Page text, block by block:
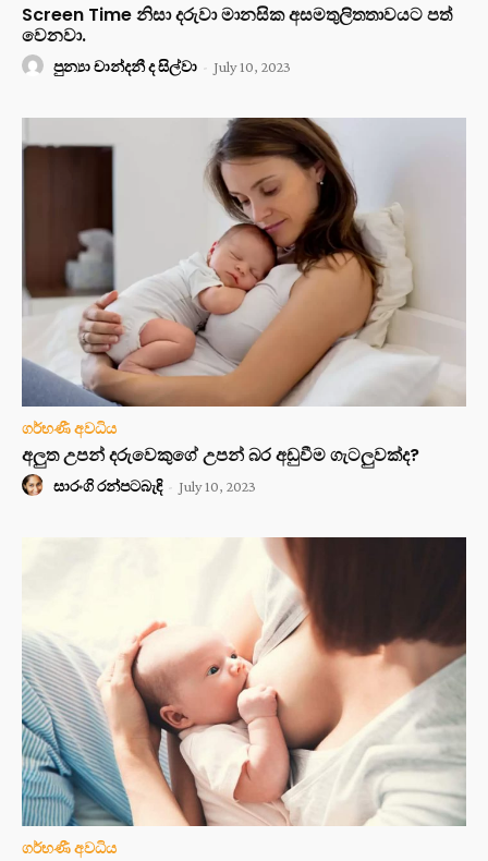
Screen Time නිසා දරුවා මානසික අසමතුලිතතාවයට පත්
වෙනවා.
පුන්‍යා චාන්දනී ද සිල්වා - July 10, 2023
ගර්භණී අවධිය
අලුත උපන් දරුවෙකුගේ උපන් බර අඩුවීම ගැටලුවක්ද?
සාරංගි රන්පටබැඳි - July 10, 2023
ගර්භණී අවධිය